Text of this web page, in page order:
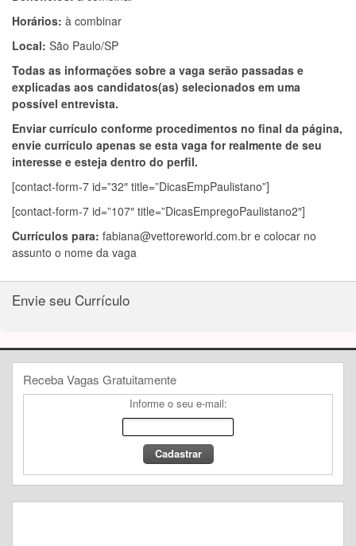
Horários: à combinar
Local: São Paulo/SP
Todas as informações sobre a vaga serão passadas e
explicadas aos candidatos(as) selecionados em uma
possível entrevista.
Enviar currículo conforme procedimentos no final da página,
envie currículo apenas se esta vaga for realmente de seu
interesse e esteja dentro do perfil.
[contact-form-7 id=”32″ title=”DicasEmpPaulistano”]
[contact-form-7 id=”107″ title=”DicasEmpregoPaulistano2″]
Currículos para: fabiana@vettoreworld.com.br e colocar no
assunto o nome da vaga
Envie seu Currículo
Receba Vagas Gratuitamente
Informe o seu e-mail: